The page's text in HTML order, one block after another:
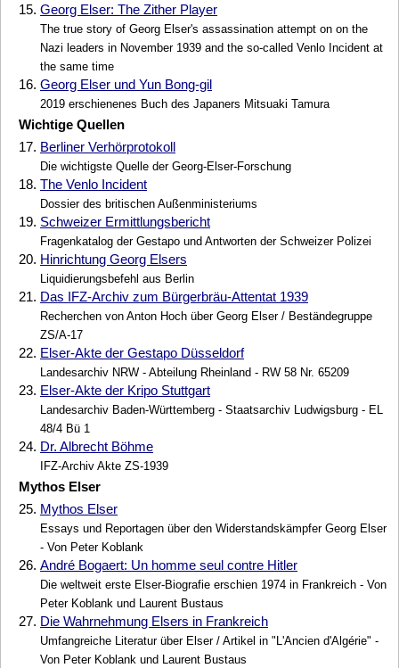
15. Georg Elser: The Zither Player
The true story of Georg Elser's assassination attempt on on the
Nazi leaders in November 1939 and the so-called Venlo Incident at
the same time
16. Georg Elser und Yun Bong-gil
2019 erschienenes Buch des Japaners Mitsuaki Tamura
Wichtige Quellen
17. Berliner Verhörprotokoll
Die wichtigste Quelle der Georg-Elser-Forschung
18. The Venlo Incident
Dossier des britischen Außenministeriums
19. Schweizer Ermittlungsbericht
Fragenkatalog der Gestapo und Antworten der Schweizer Polizei
20. Hinrichtung Georg Elsers
Liquidierungsbefehl aus Berlin
21. Das IFZ-Archiv zum Bürgerbräu-Attentat 1939
Recherchen von Anton Hoch über Georg Elser / Beständegruppe
ZS/A-17
22. Elser-Akte der Gestapo Düsseldorf
Landesarchiv NRW - Abteilung Rheinland - RW 58 Nr. 65209
23. Elser-Akte der Kripo Stuttgart
Landesarchiv Baden-Württemberg - Staatsarchiv Ludwigsburg - EL
48/4 Bü 1
24. Dr. Albrecht Böhme
IFZ-Archiv Akte ZS-1939
Mythos Elser
25. Mythos Elser
Essays und Reportagen über den Widerstandskämpfer Georg Elser
- Von Peter Koblank
26. André Bogaert: Un homme seul contre Hitler
Die weltweit erste Elser-Biografie erschien 1974 in Frankreich - Von
Peter Koblank und Laurent Bustaus
27. Die Wahrnehmung Elsers in Frankreich
Umfangreiche Literatur über Elser / Artikel in "L'Ancien d'Algérie" -
Von Peter Koblank und Laurent Bustaus